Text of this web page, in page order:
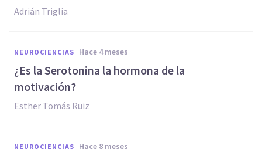
Adrián Triglia
NEUROCIENCIAS hace 4 meses
¿Es la Serotonina la hormona de la
motivación?
Esther Tomás Ruiz
NEUROCIENCIAS hace 8 meses